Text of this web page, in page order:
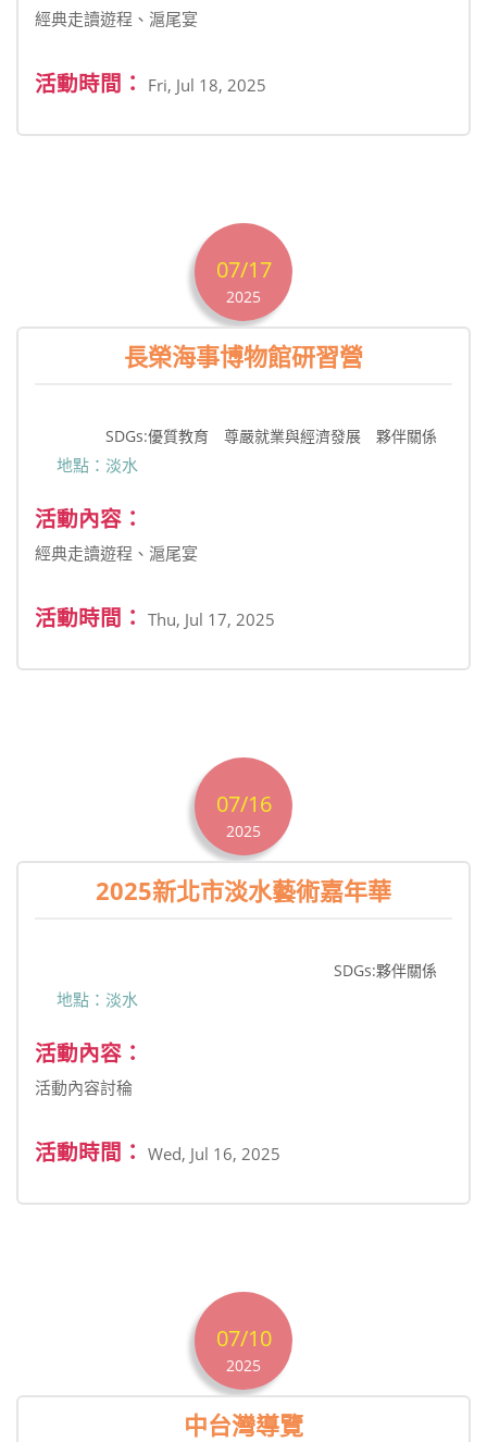
經典走讀遊程、滬尾宴
活動時間： Fri, Jul 18, 2025
07/17
2025
長榮海事博物館研習營
SDGs:優質教育 尊嚴就業與經濟發展 夥伴關係
地點：淡水
活動內容：
經典走讀遊程、滬尾宴
活動時間： Thu, Jul 17, 2025
07/16
2025
2025新北市淡水藝術嘉年華
SDGs:夥伴關係
地點：淡水
活動內容：
活動內容討稐
活動時間： Wed, Jul 16, 2025
07/10
2025
中台灣導覽